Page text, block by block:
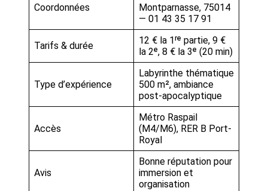
Coordonnées
Montparnasse, 75014
— 01 43 35 17 91
Tarifs & durée
12 € la 1ʳᵉ partie, 9 €
la 2ᵉ, 8 € la 3ᵉ (20 min)
Type d’expérience
Labyrinthe thématique
500 m², ambiance
post-apocalyptique
Accès
Métro Raspail
(M4/M6), RER B Port-
Royal
Avis
Bonne réputation pour
immersion et
organisation